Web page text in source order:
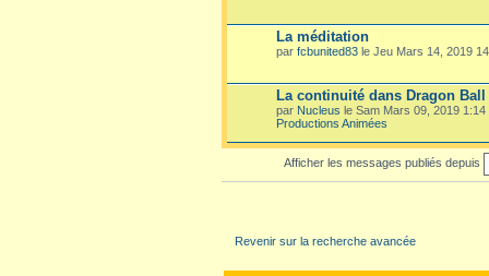
La méditation
par fcbunited83 le Jeu Mars 14, 2019
La continuité dans Dragon Ball
par Nucleus le Sam Mars 09, 2019
Productions Animées
Afficher les messages publiés depuis
Revenir sur la recherche avancée